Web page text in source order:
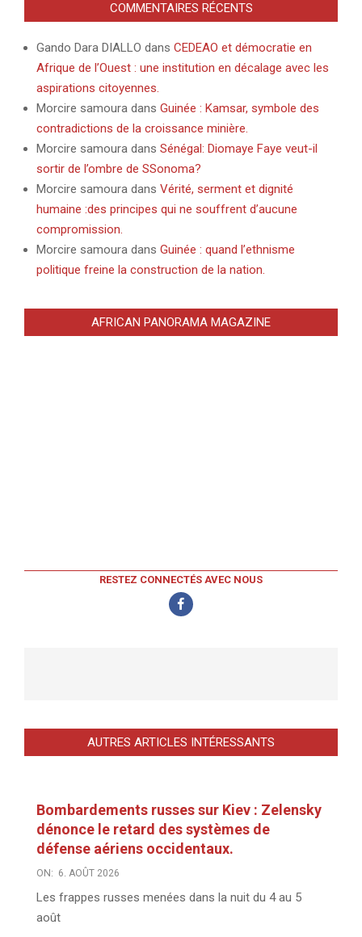
COMMENTAIRES RÉCENTS
Gando Dara DIALLO dans CEDEAO et démocratie en
Afrique de l’Ouest : une institution en décalage avec les
aspirations citoyennes.
Morcire samoura dans Guinée : Kamsar, symbole des
contradictions de la croissance minière.
Morcire samoura dans Sénégal: Diomaye Faye veut-il
sortir de l’ombre de SSonoma?
Morcire samoura dans Vérité, serment et dignité
humaine :des principes qui ne souffrent d’aucune
compromission.
Morcire samoura dans Guinée : quand l’ethnisme
politique freine la construction de la nation.
AFRICAN PANORAMA MAGAZINE
RESTEZ CONNECTÉS AVEC NOUS
AUTRES ARTICLES INTÉRESSANTS
Bombardements russes sur Kiev : Zelensky
dénonce le retard des systèmes de
défense aériens occidentaux.
ON: 6. AOÛT 2026
Les frappes russes menées dans la nuit du 4 au 5
août